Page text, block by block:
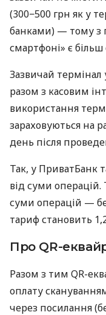
(300−500 грн як у
банками) — тому з
смартфоні» є
Зазвичай термінал
разом з касовим
використання
зараховуються на
день після
Так, у ПриватБанк
від суми
суми операцій —
тариф становить
Про QR-
Разом з тим QR-
оплату
через посилання